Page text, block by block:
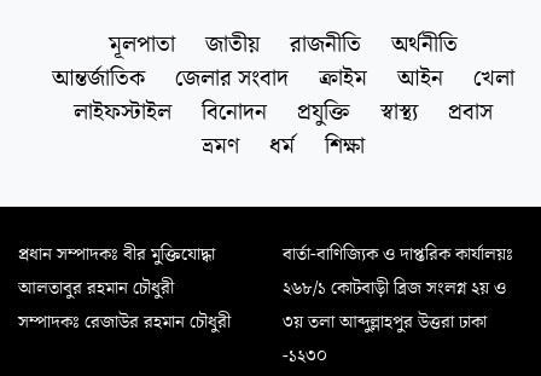
মূলপাতা জাতীয় রাজনীতি
অর্থনীতি
আন্তর্জাতিক
জেলার সংবাদ ক্রাইম আইন
খেলা
লাইফস্টাইল
বিনোদন প্রযুক্তি স্বাস্থ্য
প্রবাস
ভ্রমণ
ধর্ম শিক্ষা
প্রধান সম্পাদকঃ বীর মুক্তিযোদ্ধা
আলতাবুর রহমান চৌধুরী
সম্পাদকঃ রেজাউর রহমান চৌধুরী
বার্তা-বাণিজ্যিক ও দাপ্তরিক কার্যালয়ঃ
২৬৮/১ কোটবাড়ী ব্রিজ সংলগ্ন ২য় ও
৩য় তলা আব্দুল্লাহপুর উত্তরা ঢাকা
-১২৩০